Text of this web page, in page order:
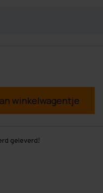
geleverd!